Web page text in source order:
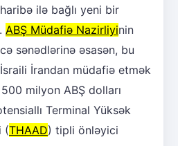
ilə bağlı yeni bir
ABŞ Müdafiə Nazirliyinin
sənədlərinə əsasən, bu
İrandan müdafiə etmək
milyon ABŞ dolları
Terminal Yüksək
(THAAD) tipli önləyici